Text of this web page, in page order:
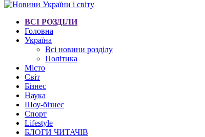
ВСІ РОЗДІЛИ
Головна
Україна
Всі новини розділу
Політика
Місто
Світ
Бізнес
Наука
Шоу-бізнес
Спорт
Lifestyle
БЛОГИ ЧИТАЧІВ